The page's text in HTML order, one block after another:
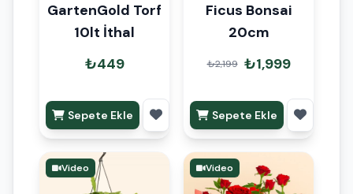
GartenGold Torf
10lt İthal
₺449
Sepete Ekle
Ficus Bonsai
20cm
₺2,199 ₺1,999
Sepete Ekle
Video Video